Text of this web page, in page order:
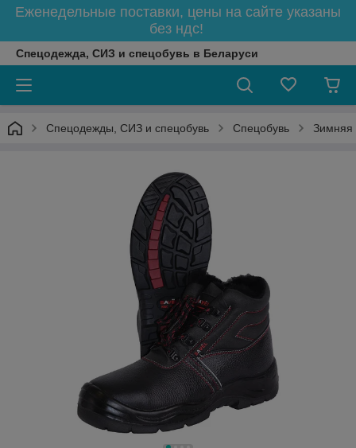
Еженедельные поставки, цены на сайте указаны
без ндс!
Спецодежда, СИЗ и спецобувь в Беларуси
Спецодежды, СИЗ и спецобувь Спецобувь Зимняя